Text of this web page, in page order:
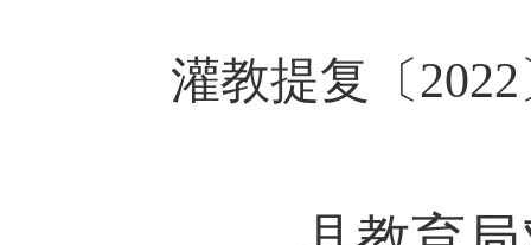
灌教提复 〔